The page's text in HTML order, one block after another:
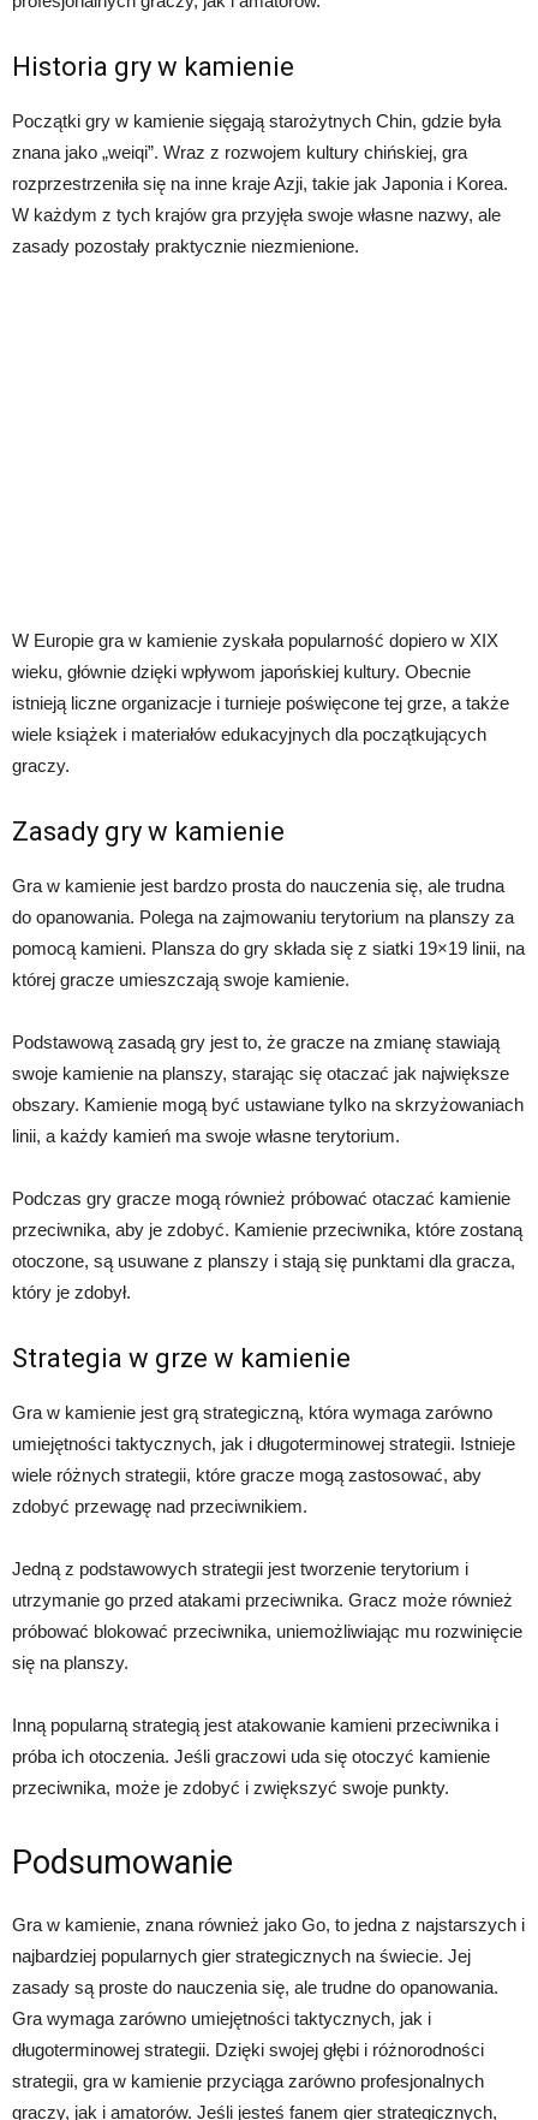
Historia gry w kamienie
Początki gry w kamienie sięgają starożytnych Chin, gdzie była
znana jako „weiqi”. Wraz z rozwojem kultury chińskiej, gra
rozprzestrzeniła się na inne kraje Azji, takie jak Japonia i Korea.
W każdym z tych krajów gra przyjęła swoje własne nazwy, ale
zasady pozostały praktycznie niezmienione.
W Europie gra w kamienie zyskała popularność dopiero w XIX
wieku, głównie dzięki wpływom japońskiej kultury. Obecnie
istnieją liczne organizacje i turnieje poświęcone tej grze, a także
wiele książek i materiałów edukacyjnych dla początkujących
graczy.
Zasady gry w kamienie
Gra w kamienie jest bardzo prosta do nauczenia się, ale trudna
do opanowania. Polega na zajmowaniu terytorium na planszy za
pomocą kamieni. Plansza do gry składa się z siatki 19×19 linii, na
której gracze umieszczają swoje kamienie.
Podstawową zasadą gry jest to, że gracze na zmianę stawiają
swoje kamienie na planszy, starając się otaczać jak największe
obszary. Kamienie mogą być ustawiane tylko na skrzyżowaniach
linii, a każdy kamień ma swoje własne terytorium.
Podczas gry gracze mogą również próbować otaczać kamienie
przeciwnika, aby je zdobyć. Kamienie przeciwnika, które zostaną
otoczone, są usuwane z planszy i stają się punktami dla gracza,
który je zdobył.
Strategia w grze w kamienie
Gra w kamienie jest grą strategiczną, która wymaga zarówno
umiejętności taktycznych, jak i długoterminowej strategii. Istnieje
wiele różnych strategii, które gracze mogą zastosować, aby
zdobyć przewagę nad przeciwnikiem.
Jedną z podstawowych strategii jest tworzenie terytorium i
utrzymanie go przed atakami przeciwnika. Gracz może również
próbować blokować przeciwnika, uniemożliwiając mu rozwinięcie
się na planszy.
Inną popularną strategią jest atakowanie kamieni przeciwnika i
próba ich otoczenia. Jeśli graczowi uda się otoczyć kamienie
przeciwnika, może je zdobyć i zwiększyć swoje punkty.
Podsumowanie
Gra w kamienie, znana również jako Go, to jedna z najstarszych i
najbardziej popularnych gier strategicznych na świecie. Jej
zasady są proste do nauczenia się, ale trudne do opanowania.
Gra wymaga zarówno umiejętności taktycznych, jak i
długoterminowej strategii. Dzięki swojej głębi i różnorodności
strategii, gra w kamienie przyciąga zarówno profesjonalnych
graczy, jak i amatorów. Jeśli jesteś fanem gier strategicznych,